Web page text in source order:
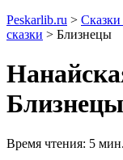
Peskarlib.ru >
сказки > Близнецы
Близнецы
Время чтения: 5 мин.